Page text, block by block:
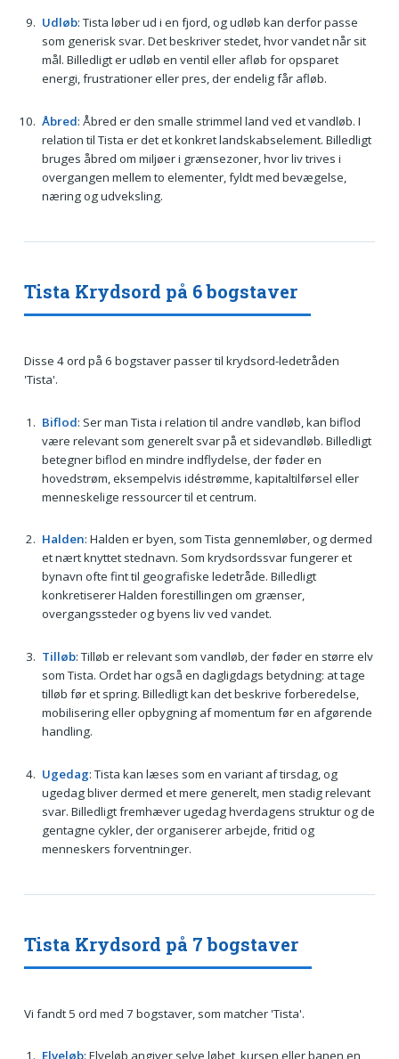
Udløb: Tista løber ud i en fjord, og udløb kan derfor passe
som generisk svar. Det beskriver stedet, hvor vandet når sit
mål. Billedligt er udløb en ventil eller afløb for opsparet
energi, frustrationer eller pres, der endelig får afløb.
Åbred: Åbred er den smalle strimmel land ved et vandløb. I
relation til Tista er det et konkret landskabselement. Billedligt
bruges åbred om miljøer i grænsezoner, hvor liv trives i
overgangen mellem to elementer, fyldt med bevægelse,
næring og udveksling.
Tista Krydsord på 6 bogstaver
Disse 4 ord på 6 bogstaver passer til krydsord-ledetråden
'Tista'.
Biflod: Ser man Tista i relation til andre vandløb, kan biflod
være relevant som generelt svar på et sidevandløb. Billedligt
betegner biflod en mindre indflydelse, der føder en
hovedstrøm, eksempelvis idéstrømme, kapitaltilførsel eller
menneskelige ressourcer til et centrum.
Halden: Halden er byen, som Tista gennemløber, og dermed
et nært knyttet stednavn. Som krydsordssvar fungerer et
bynavn ofte fint til geografiske ledetråde. Billedligt
konkretiserer Halden forestillingen om grænser,
overgangssteder og byens liv ved vandet.
Tilløb: Tilløb er relevant som vandløb, der føder en større elv
som Tista. Ordet har også en dagligdags betydning: at tage
tilløb før et spring. Billedligt kan det beskrive forberedelse,
mobilisering eller opbygning af momentum før en afgørende
handling.
Ugedag: Tista kan læses som en variant af tirsdag, og
ugedag bliver dermed et mere generelt, men stadig relevant
svar. Billedligt fremhæver ugedag hverdagens struktur og de
gentagne cykler, der organiserer arbejde, fritid og
menneskers forventninger.
Tista Krydsord på 7 bogstaver
Vi fandt 5 ord med 7 bogstaver, som matcher 'Tista'.
Elveløb: Elveløb angiver selve løbet, kursen eller banen en